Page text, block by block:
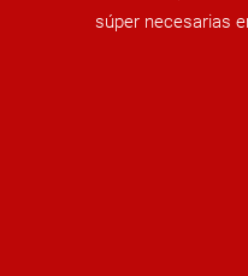
súper necesarias